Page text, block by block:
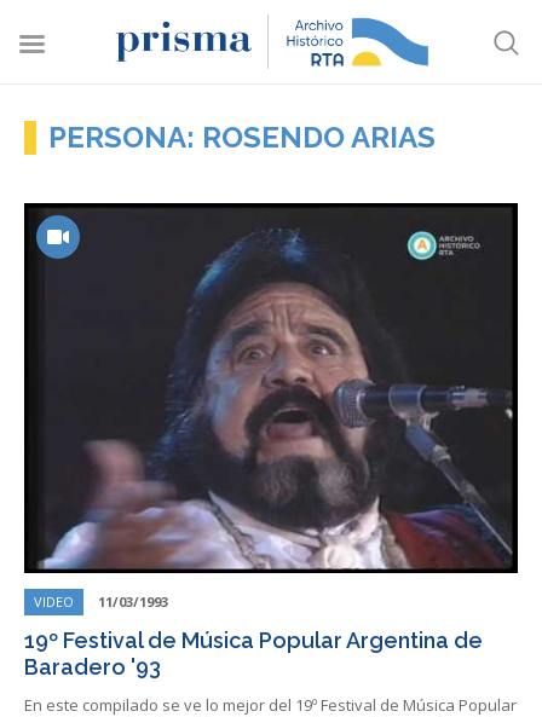
PERSONA: ROSENDO ARIAS
VIDEO 11/03/1993
19º Festival de Música Popular Argentina de
Baradero '93
En este compilado se ve lo mejor del 19º Festival de Música Popular